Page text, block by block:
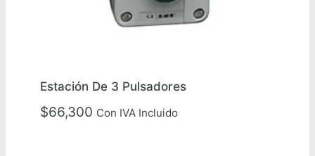
Estación De 3 Pulsadores
$66,300 Con IVA Incluido